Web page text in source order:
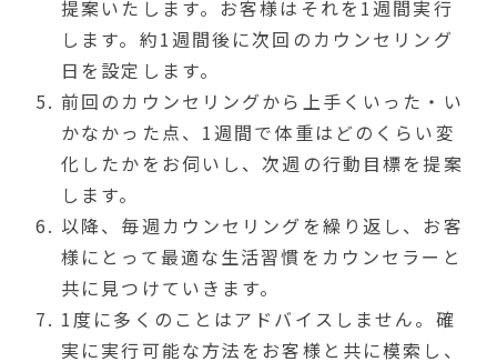
提案いたします。お客様はそれを1週間実行
します。約1週間後に次回のカウンセリング
日を設定します。
前回のカウンセリングから上手くいった・い
かなかった点、1週間で体重はどのくらい変
化したかをお伺いし、次週の行動目標を提案
します。
以降、毎週カウンセリングを繰り返し、お客
様にとって最適な生活習慣をカウンセラーと
共に見つけていきます。
1度に多くのことはアドバイスしません。確
実に実行可能な方法をお客様と共に模索し、